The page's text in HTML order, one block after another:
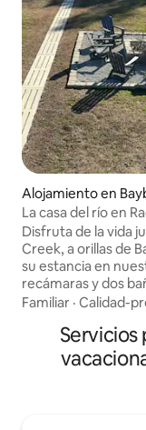
Alojamiento en
La casa del río en
Disfruta de la vida
Creek, a orillas de Bay
su estancia en
recámaras y dos
Porche largo con
totalmente
en muelle para
rampas para
Familiar · Calidad-